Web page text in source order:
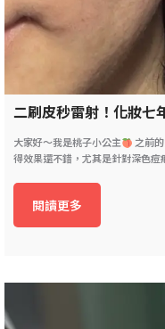
二刷皮秒雷射！化妝七
大家好～我是桃子小公主
之前
得效果還不錯，尤其是針對深色痘
閱讀更多